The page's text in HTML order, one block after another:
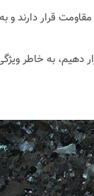
قرار دارند و
دهیم، به خاطر